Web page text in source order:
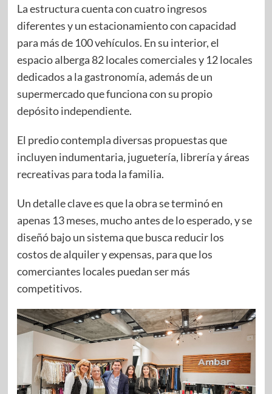
La estructura cuenta con cuatro ingresos
diferentes y un estacionamiento con capacidad
para más de 100 vehículos. En su interior, el
espacio alberga 82 locales comerciales y 12 locales
dedicados a la gastronomía, además de un
supermercado que funciona con su propio
depósito independiente.
El predio contempla diversas propuestas que
incluyen indumentaria, juguetería, librería y áreas
recreativas para toda la familia.
Un detalle clave es que la obra se terminó en
apenas 13 meses, mucho antes de lo esperado, y se
diseñó bajo un sistema que busca reducir los
costos de alquiler y expensas, para que los
comerciantes locales puedan ser más
competitivos.